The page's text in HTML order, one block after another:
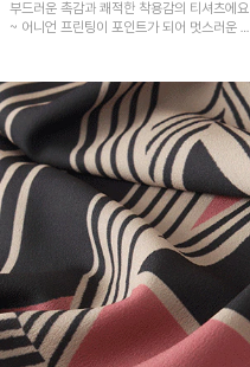
부드러운 촉감과 쾌적한 착용감의 티셔츠에요
~ 어니언 프린팅이 포인트가 되어 멋스러운 아